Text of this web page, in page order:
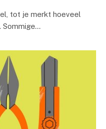
tot je merkt hoeveel
Sommige…